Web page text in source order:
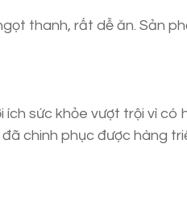
thanh, rất dễ ăn. Sản
sức khỏe vượt trội vì có
chinh phục được hàng